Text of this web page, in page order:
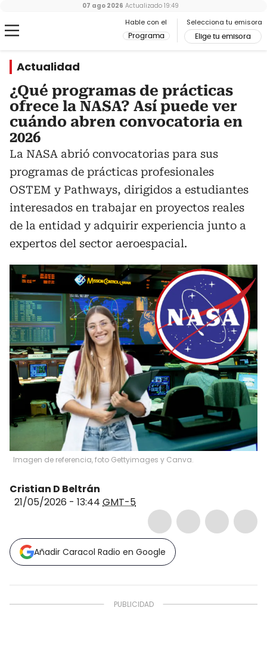
Hable con el
Programa
Selecciona tu emisora
Elige tu emisora
07 ago 2026 Actualizado 19:49
Actualidad
¿Qué programas de prácticas
ofrece la NASA? Así puede ver
cuándo abren convocatoria en
2026
La NASA abrió convocatorias para sus
programas de prácticas profesionales
OSTEM y Pathways, dirigidos a estudiantes
interesados en trabajar en proyectos reales
de la entidad y adquirir experiencia junto a
expertos del sector aeroespacial.
Imagen de referencia, foto Gettyimages y Canva.
Cristian D Beltrán
21/05/2026 - 13:44 GMT-5
Añadir Caracol Radio en Google